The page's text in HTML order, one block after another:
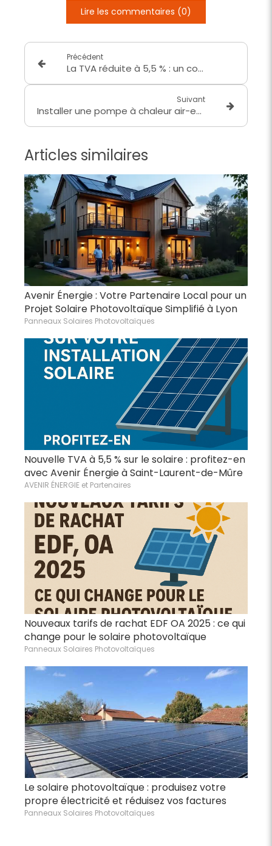
Lire les commentaires (0)
Précédent
La TVA réduite à 5,5 % : un coup de pouce pour vos travaux de rénovation énergétique
Suivant
Installer une pompe à chaleur air-eau avec Avenir Énergie — Votre expert RGE depuis 2011
Articles similaires
Avenir Énergie : Votre Partenaire Local pour un
Projet Solaire Photovoltaïque Simplifié à Lyon
Panneaux Solaires Photovoltaïques
Nouvelle TVA à 5,5 % sur le solaire : profitez-en
avec Avenir Énergie à Saint-Laurent-de-Mûre
AVENIR ÉNERGIE et Partenaires
Nouveaux tarifs de rachat EDF OA 2025 : ce qui
change pour le solaire photovoltaïque
Panneaux Solaires Photovoltaïques
Le solaire photovoltaïque : produisez votre
propre électricité et réduisez vos factures
Panneaux Solaires Photovoltaïques